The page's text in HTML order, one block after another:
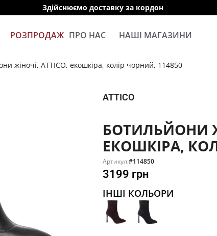
Здійснюємо доставку за кордон
РОЗПРОДАЖ ПРО НАС НАШІ МАГАЗИНИ
жіночі, ATTICO, екошкіра, колір чорний, 114850
ATTICO
БОТИЛЬЙОНИ
ЕКОШКІРА,
Артикул:#114850
3199 грн
ІНШІ КОЛЬОРИ